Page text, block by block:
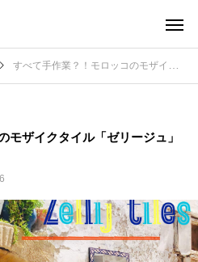
すべて手作業？！モロッコのモザイクタイル「ゼリージュ」について
モザイクタイル「ゼリージュ」